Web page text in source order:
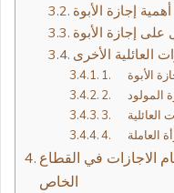
أهمية إجازة الأبوة
إجازة الأبوة
العائلية الأخرى
الأبوة
المولود
العائلية
العاملة
الاجازات في القطاع
الخاص